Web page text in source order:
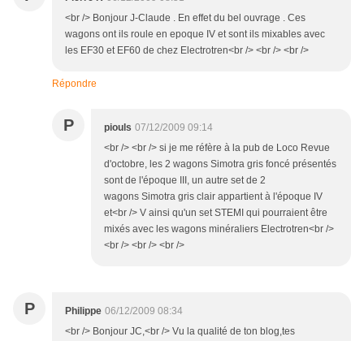
<br /> Bonjour J-Claude . En effet du bel ouvrage . Ces
wagons ont ils roule en epoque IV et sont ils mixables avec
les EF30 et EF60 de chez Electrotren<br /> <br /> <br />
Répondre
P piouls 07/12/2009 09:14
<br /> <br /> si je me réfère à la pub de Loco Revue
d'octobre, les 2 wagons Simotra gris foncé présentés
sont de l'époque III, un autre set de 2
wagons Simotra gris clair appartient à l'époque IV
et<br /> V ainsi qu'un set STEMI qui pourraient être
mixés avec les wagons minéraliers Electrotren<br />
<br /> <br /> <br />
P Philippe 06/12/2009 08:34
<br /> Bonjour JC,<br /> Vu la qualité de ton blog,tes